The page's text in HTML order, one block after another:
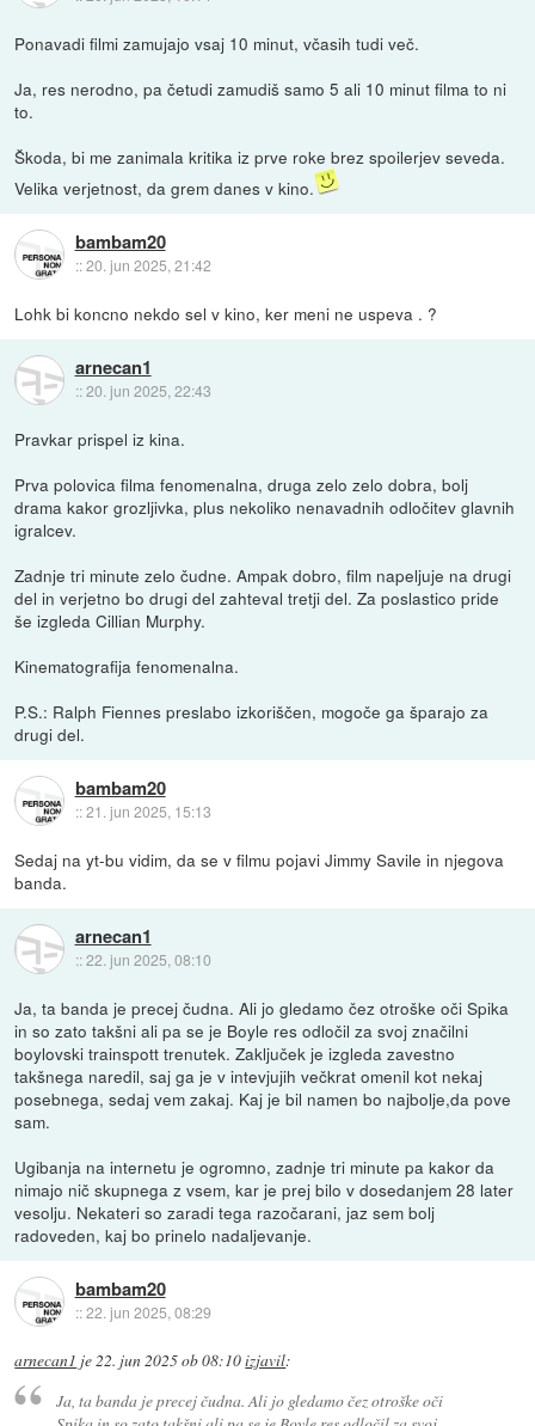
Ponavadi filmi zamujajo vsaj 10 minut, včasih tudi več.
Ja, res nerodno, pa četudi zamudiš samo 5 ali 10 minut filma to ni
to.
Škoda, bi me zanimala kritika iz prve roke brez spoilerjev seveda.
Velika verjetnost, da grem danes v kino.
bambam20
::20. jun 2025, 21:42
Lohk bi koncno nekdo sel v kino, ker meni ne uspeva . ?
arnecan1
::20. jun 2025, 22:43
Pravkar prispel iz kina.
Prva polovica filma fenomenalna, druga zelo zelo dobra, bolj
drama kakor grozljivka, plus nekoliko nenavadnih odločitev glavnih
igralcev.
Zadnje tri minute zelo čudne. Ampak dobro, film napeljuje na drugi
del in verjetno bo drugi del zahteval tretji del. Za poslastico pride
še izgleda Cillian Murphy.
Kinematografija fenomenalna.
P.S.: Ralph Fiennes preslabo izkoriščen, mogoče ga šparajo za
drugi del.
bambam20
::21. jun 2025, 15:13
Sedaj na yt-bu vidim, da se v filmu pojavi Jimmy Savile in njegova
banda.
arnecan1
::22. jun 2025, 08:10
Ja, ta banda je precej čudna. Ali jo gledamo čez otroške oči Spika
in so zato takšni ali pa se je Boyle res odločil za svoj značilni
boylovski trainspott trenutek. Zaključek je izgleda zavestno
takšnega naredil, saj ga je v intevjujih večkrat omenil kot nekaj
posebnega, sedaj vem zakaj. Kaj je bil namen bo najbolje,da pove
sam.
Ugibanja na internetu je ogromno, zadnje tri minute pa kakor da
nimajo nič skupnega z vsem, kar je prej bilo v dosedanjem 28 later
vesolju. Nekateri so zaradi tega razočarani, jaz sem bolj
radoveden, kaj bo prinelo nadaljevanje.
bambam20
::22. jun 2025, 08:29
arnecan1 je22. jun 2025 ob 08:10izjavil:
Ja, ta banda je precej čudna. Ali jo gledamo čez otroške oči